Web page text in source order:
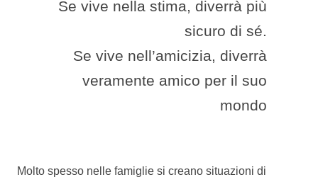
Se vive nella stima, diverrà più
sicuro di sé.
Se vive nell’amicizia, diverrà
veramente amico per il suo
mondo
Molto spesso nelle famiglie si creano situazioni di